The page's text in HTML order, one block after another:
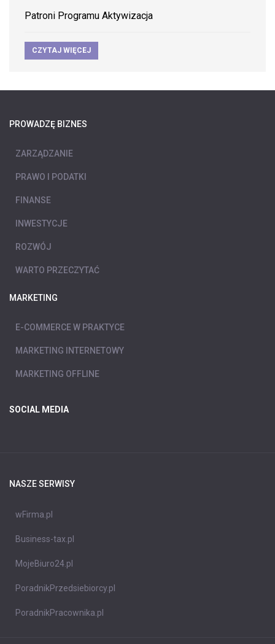
Patroni Programu Aktywizacja
CZYTAJ WIĘCEJ
PROWADZĘ BIZNES
ZARZĄDZANIE
PRAWO I PODATKI
FINANSE
INWESTYCJE
ROZWÓJ
WARTO PRZECZYTAĆ
MARKETING
E-COMMERCE W PRAKTYCE
MARKETING INTERNETOWY
MARKETING OFFLINE
SOCIAL MEDIA
NASZE SERWISY
wFirma.pl
Business-tax.pl
MojeBiuro24.pl
PoradnikPrzedsiebiorcy.pl
PoradnikPracownika.pl